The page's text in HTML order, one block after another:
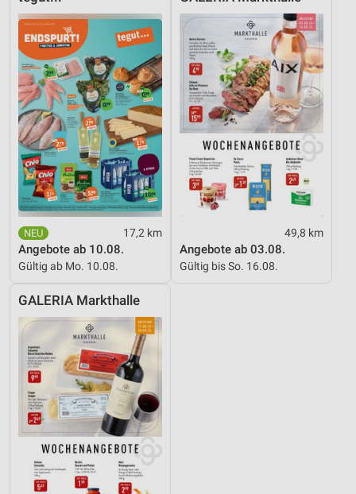
17,2 km
Angebote ab 10.08.
Gültig ab Mo. 10.08.
49,8 km
Angebote ab 03.08.
Gültig bis So. 16.08.
GALERIA Markthalle